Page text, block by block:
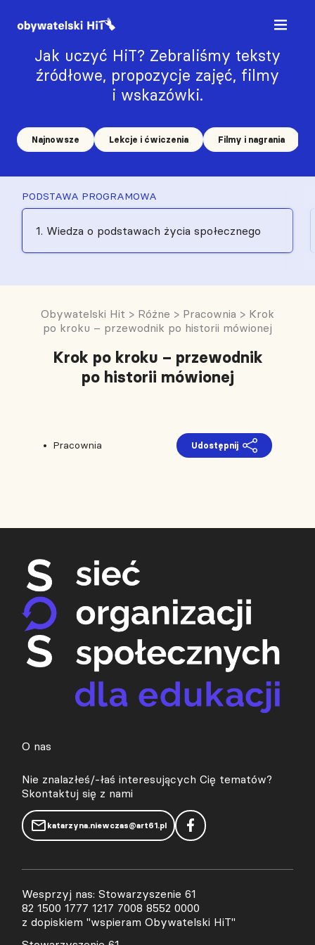
Jak uczyć HiT? Zebraliśmy teksty
źródłowe, propozycje zajęć, filmy
i wskazówki.
Najnowsze Lekcje i ćwiczenia Filmy i nagrania
PODSTAWA PROGRAMOWA
1. Wiedza o podstawach życia społecznego
Obywatelski Hit > Różne > Pracownia > Krok
po kroku – przewodnik po historii mówionej
Krok po kroku – przewodnik
po historii mówionej
Pracownia Udostępnij
O nas
Nie znalazłeś/-łaś interesujących Cię tematów?
Skontaktuj się z nami
katarzyna.niewczas@art61.pl
Wesprzyj nas: Stowarzyszenie 61
82 1500 1777 1217 7008 8552 0000
z dopiskiem "wspieram Obywatelski HiT"